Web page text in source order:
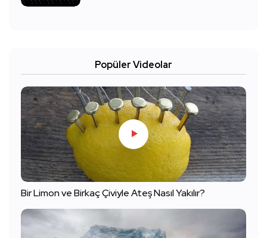
Popüler Videolar
Bir Limon ve Birkaç Çiviyle Ateş Nasıl Yakılır?